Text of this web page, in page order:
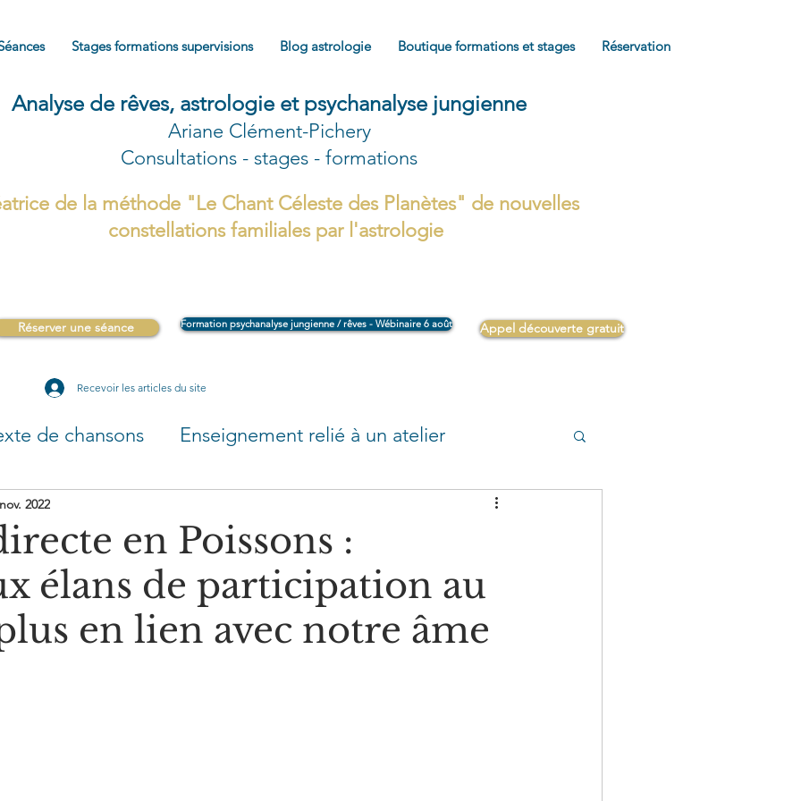
Stages formations supervisions Blog astrologie Boutique formations et stages Réservation
Analyse de rêves, astrologie et psychanalyse jungienne
Ariane Clément-Pichery
Consultations - stages - formations
de la méthode "Le Chant Céleste des Planètes" de nouvelles
constellations familiales par l'astrologie
Formation psychanalyse jungienne / rêves - Wébinaire 6 août
Réserver une séance
Recevoir les articles du site
Appel découverte gratuit
de chansons Enseignement relié à un atelier
en Poissons :
élans de participation au
en lien avec notre âme
2022